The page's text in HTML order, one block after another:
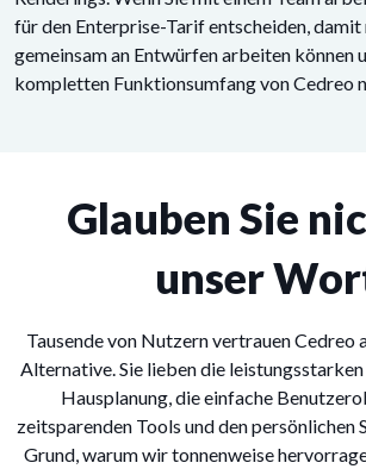
für den Enterprise-Tarif entscheiden,
gemeinsam an Entwürfen arbeiten können
kompletten Funktionsumfang von Cedreo
Glauben Sie
unser
Tausende von Nutzern vertrauen Cedreo
Alternative. Sie lieben die
Hausplanung, die einfache
zeitsparenden Tools und den persönlichen
Grund, warum wir tonnenweise